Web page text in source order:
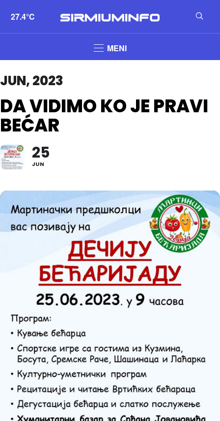
27.4°C
MENI
JUN, 2023
DA VIDIMO KO JE PRAVI
BEĆAR
25
JUN